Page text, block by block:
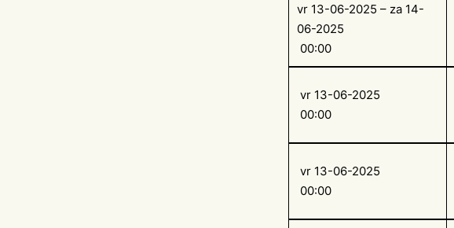
vr 13-06-2025 – za 14-
06-2025
00:00
vr 13-06-2025
00:00
vr 13-06-2025
00:00